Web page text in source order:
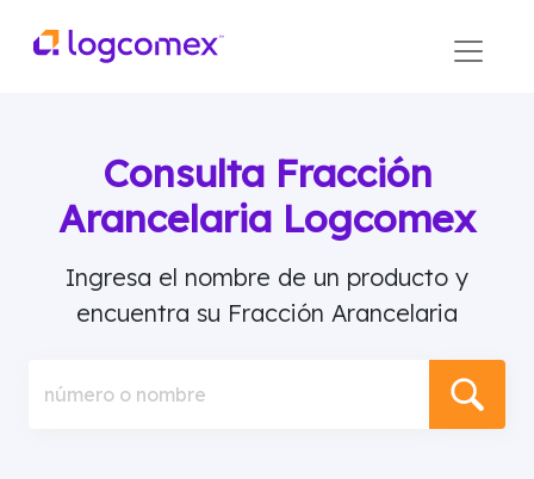
Consulta Fracción
Arancelaria Logcomex
Ingresa el nombre de un producto y
encuentra su Fracción Arancelaria
número o nombre